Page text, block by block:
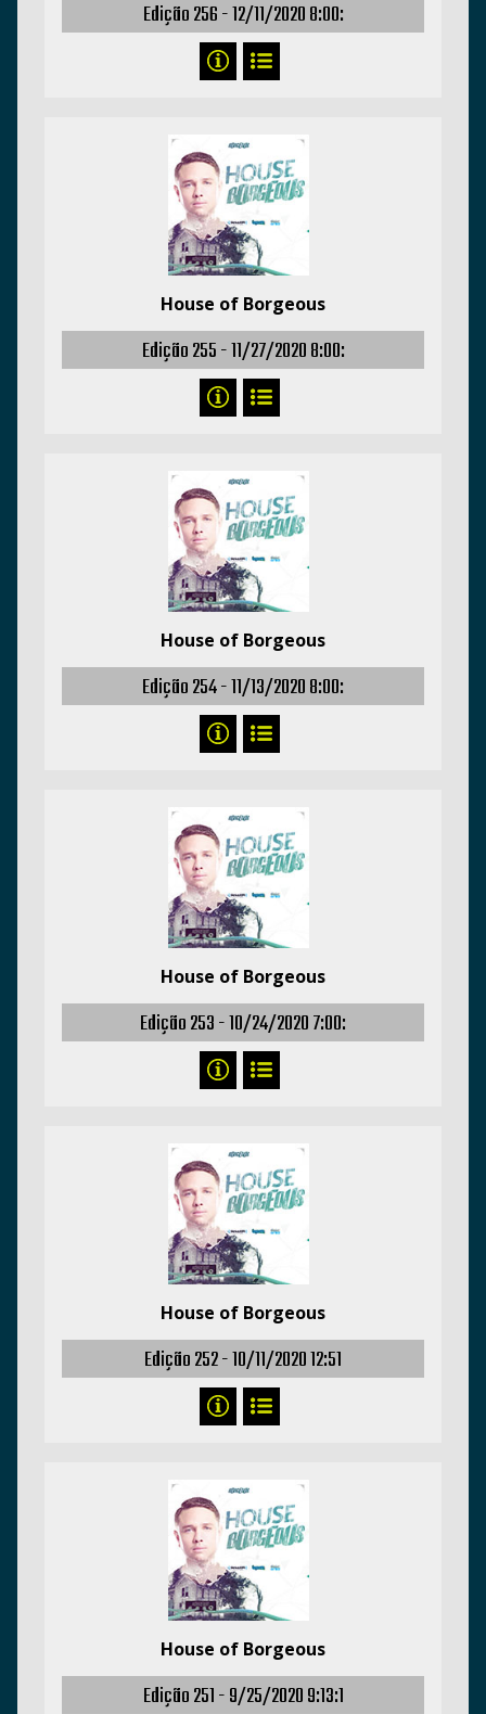
Edição 256 -12/11/2020 8:00:
House of Borgeous
Edição 255 -11/27/2020 8:00:
House of Borgeous
Edição 254 -11/13/2020 8:00:
House of Borgeous
Edição 253 -10/24/2020 7:00:
House of Borgeous
Edição 252 -10/11/2020 12:51
House of Borgeous
Edição 251 -9/25/2020 9:13:1